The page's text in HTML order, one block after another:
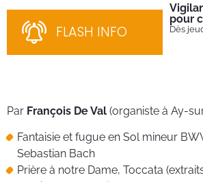
FLASH INFO
pour
Dès
Par François De Val (organiste à Ay-
Fantaisie et fugue en Sol mineur
Sebastian Bach
Prière à notre Dame, Toccata